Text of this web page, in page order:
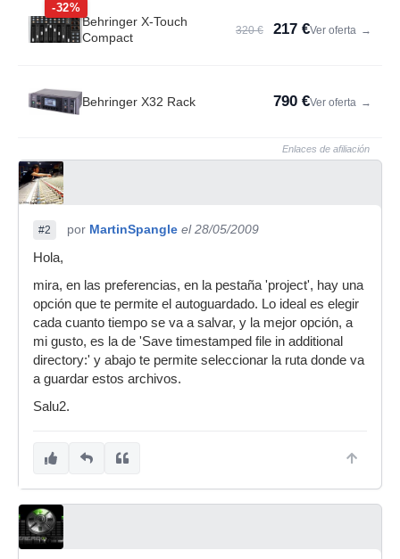
-32%
Behringer X-Touch
Compact
320 € 217 €Ver oferta →
Behringer X32 Rack 790 €Ver oferta →
Enlaces de afiliación
#2 por MartinSpangle el 28/05/2009
Hola,
mira, en las preferencias, en la pestaña 'project', hay una
opción que te permite el autoguardado. Lo ideal es elegir
cada cuanto tiempo se va a salvar, y la mejor opción, a
mi gusto, es la de 'Save timestamped file in additional
directory:' y abajo te permite seleccionar la ruta donde va
a guardar estos archivos.
Salu2.